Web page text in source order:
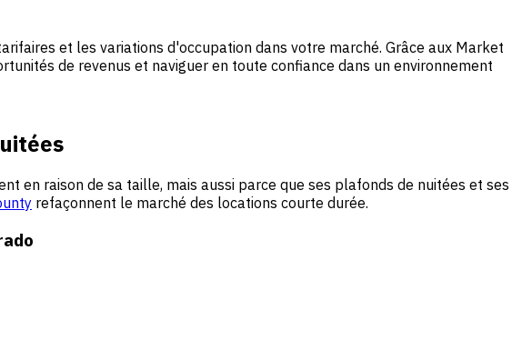
et les variations d'occupation dans votre marché. Grâce aux Market
de revenus et naviguer en toute confiance dans un environnement
en raison de sa taille, mais aussi parce que ses plafonds de nuitées et ses
refaçonnent le marché des locations courte durée.